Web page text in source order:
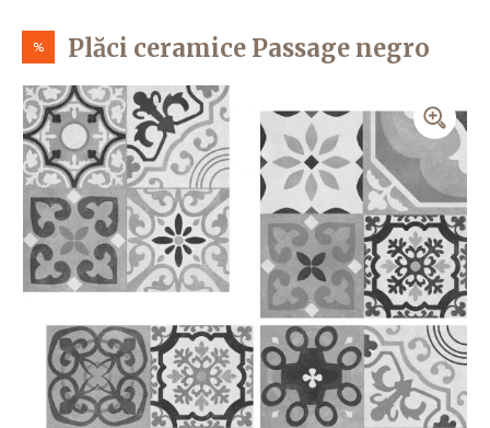
% Plăci ceramice Passage negro